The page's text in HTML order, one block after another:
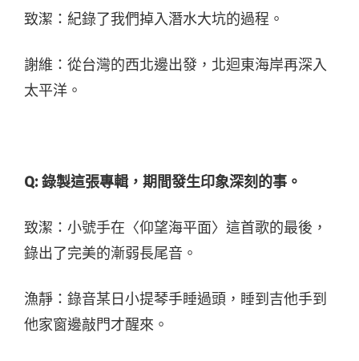
致潔：紀錄了我們掉入潛水大坑的過程。
謝維：從台灣的西北邊出發，北迴東海岸再深入
太平洋。
Q: 錄製這張專輯，期間發生印象深刻的事。
致潔：小號手在〈仰望海平面〉這首歌的最後，
錄出了完美的漸弱長尾音。
漁靜：錄音某日小提琴手睡過頭，睡到吉他手到
他家窗邊敲門才醒來。